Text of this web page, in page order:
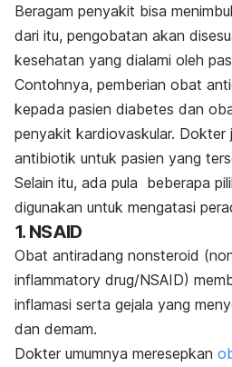
Beragam penyakit bisa
dari itu, pengobatan akan
kesehatan yang dialami oleh
Contohnya, pemberian obat
kepada pasien diabetes dan
penyakit kardiovaskular. Dokter
antibiotik untuk pasien yang
Selain itu, ada pula beberapa
digunakan untuk mengatasi
1. NSAID
Obat antiradang nonsteroid (
inflammatory drug/NSAID)
inflamasi serta gejala yang
dan demam.
Dokter umumnya meresepkan